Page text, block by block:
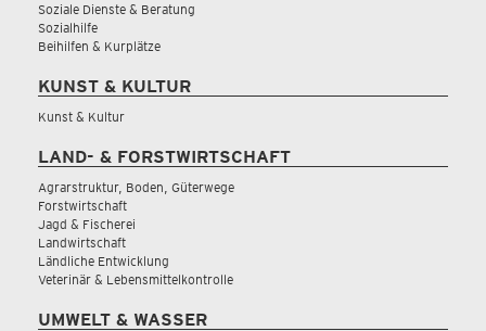
Soziale Dienste & Beratung
Sozialhilfe
Beihilfen & Kurplätze
KUNST & KULTUR
Kunst & Kultur
LAND- & FORSTWIRTSCHAFT
Agrarstruktur, Boden, Güterwege
Forstwirtschaft
Jagd & Fischerei
Landwirtschaft
Ländliche Entwicklung
Veterinär & Lebensmittelkontrolle
UMWELT & WASSER